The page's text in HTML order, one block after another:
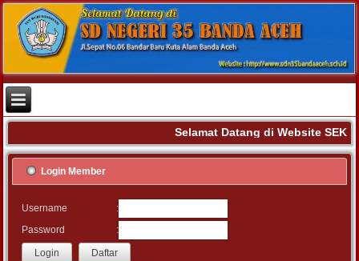
Selamat Datang di Website
Login Member
Username
:
Password
: